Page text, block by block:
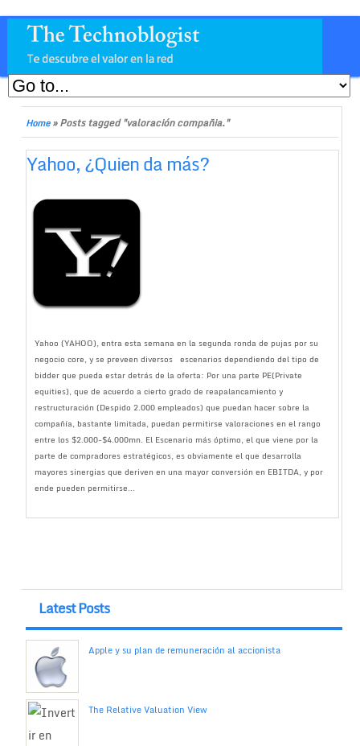
Home»Posts tagged "valoración compañia."
Yahoo, ¿Quien da más?
Yahoo (YAHOO), entra esta semana en la segunda ronda de pujas por su
negocio core, y se preveen diversos escenarios dependiendo del tipo de
bidder que pueda estar detrás de la oferta: Por una parte PE(Private
equities), que de acuerdo a cierto grado de reapalancamiento y
restructuración (Despido 2.000 empleados) que puedan hacer sobre la
compañía, bastante limitada, puedan permitirse valoraciones en el rango
entre los $2.000-$4.000mn. El Escenario más óptimo, el que viene por la
parte de compradores estratégicos, es obviamente el que desarrolla
mayores sinergias que deriven en una mayor conversión en EBITDA, y por
ende pueden permitirse...
Latest Posts
Apple y su plan de remuneración al accionista
The Relative Valuation View